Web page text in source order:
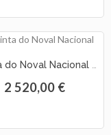
2 520,00 €